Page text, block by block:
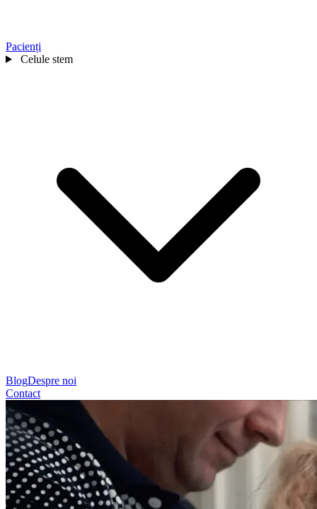
Pacienți
Celule stem
BlogDespre noi
Contact